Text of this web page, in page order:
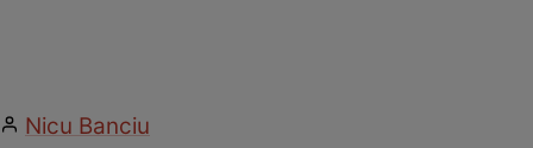
Nicu Banciu